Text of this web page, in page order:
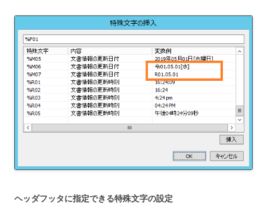
ヘッダフッタに指定できる特殊文字の設定